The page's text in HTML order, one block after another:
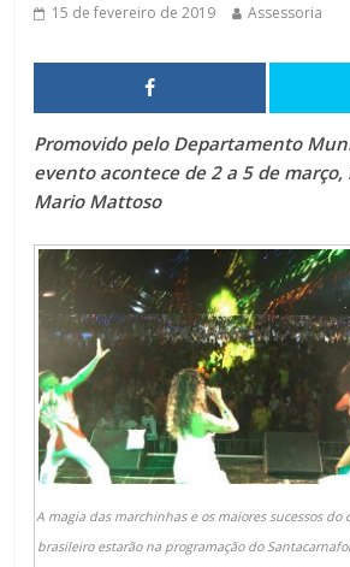
15 de fevereiro de 2019 Assessoria
Promovido pelo Departamento
evento acontece de 2 a 5 de março,
Mario Mattoso
A magia das marchinhas e os maiores sucessos do
brasileiro estarão na programação do